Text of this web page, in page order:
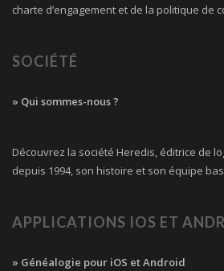
charte d’engagement et de la politique de
SOCIÉTÉ
» Qui sommes-nous ?
Découvrez la société Heredis, éditrice de
depuis 1994, son histoire et son équipe
APPLICATIONS IOS ET
» Généalogie pour iOS et Android